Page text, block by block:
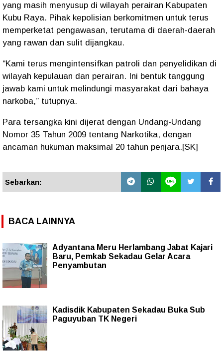
yang masih menyusup di wilayah perairan Kabupaten
Kubu Raya. Pihak kepolisian berkomitmen untuk terus
memperketat pengawasan, terutama di daerah-daerah
yang rawan dan sulit dijangkau.
“Kami terus mengintensifkan patroli dan penyelidikan di
wilayah kepulauan dan perairan. Ini bentuk tanggung
jawab kami untuk melindungi masyarakat dari bahaya
narkoba,” tutupnya.
Para tersangka kini dijerat dengan Undang-Undang
Nomor 35 Tahun 2009 tentang Narkotika, dengan
ancaman hukuman maksimal 20 tahun penjara.[SK]
Sebarkan:
BACA LAINNYA
Adyantana Meru Herlambang Jabat Kajari
Baru, Pemkab Sekadau Gelar Acara
Penyambutan
Kadisdik Kabupaten Sekadau Buka Sub
Paguyuban TK Negeri